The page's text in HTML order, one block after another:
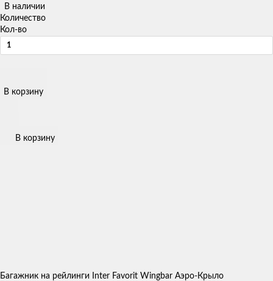
В наличии
Количество
Кол-во
В корзину
В корзину
Багажник на рейлинги Inter Favorit Wingbar Аэро-Крыло